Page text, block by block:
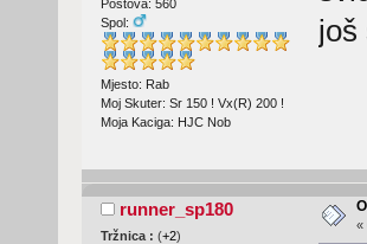
Postova: 560
Spol:
Mjesto: Rab
Moj Skuter: Sr 150 ! Vx(R) 200 !
Moja Kaciga: HJC Nob
još
runner_sp180
Tržnica : (+2)
«